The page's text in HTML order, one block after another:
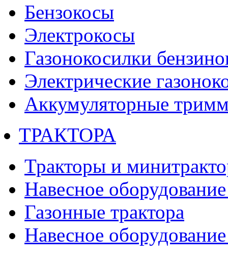
Бензокосы
Электрокосы
Газонокосилки
Электрические
Аккумуляторные
ТРАКТОРА
Тракторы и
Навесное
Газонные трактора
Навесное